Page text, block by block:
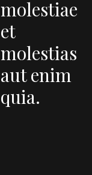
molestiae
et
molestias
aut enim
quia.